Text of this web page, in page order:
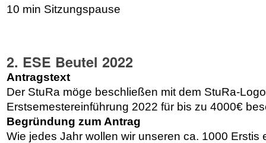
10 min Sitzungspause
2. ESE Beutel 2022
Antragstext
Der StuRa möge beschließen mit dem StuRa-
Erstsemestereinführung 2022 für bis zu 4000€
Begründung zum Antrag
Wie jedes Jahr wollen wir unseren ca. 1000 Erstis